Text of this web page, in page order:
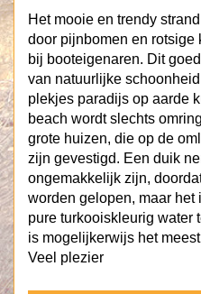
Het mooie en trendy
door pijnbomen en rotsige
bij booteigenaren. Dit
van natuurlijke
plekjes paradijs op aarde
beach wordt slechts
grote huizen, die op de
zijn gevestigd. Een duik
ongemakkelijk zijn,
worden gelopen, maar het
pure turkooiskleurig water
is mogelijkerwijs het
Veel plezier